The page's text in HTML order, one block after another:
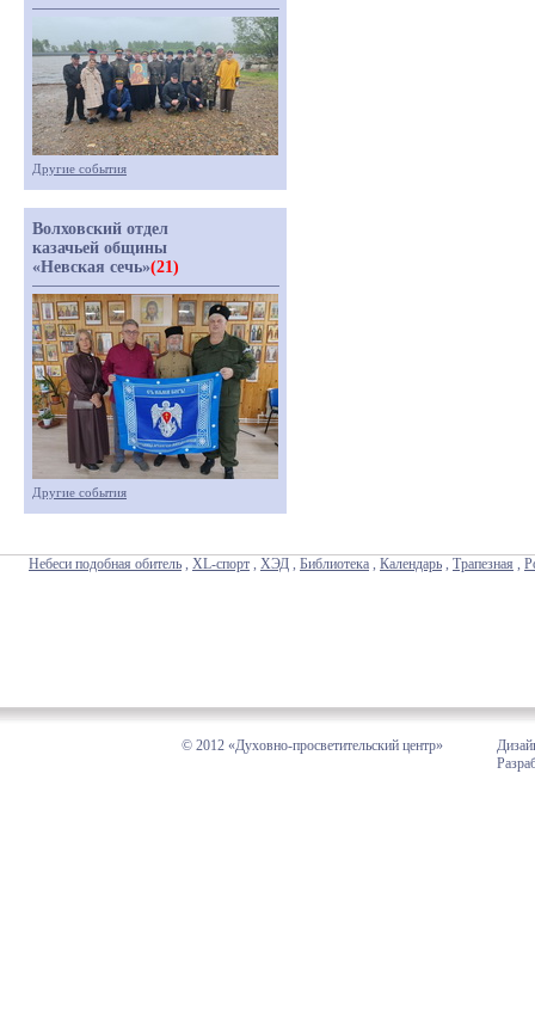
Другие события
Волховский отдел
казачьей общины
«Невская сечь»(21)
Другие события
Небеси подобная обитель , XL-спорт , ХЭД , Библиотека , Календарь , Трапезная ,
© 2012 «Духовно-просветительский центр»